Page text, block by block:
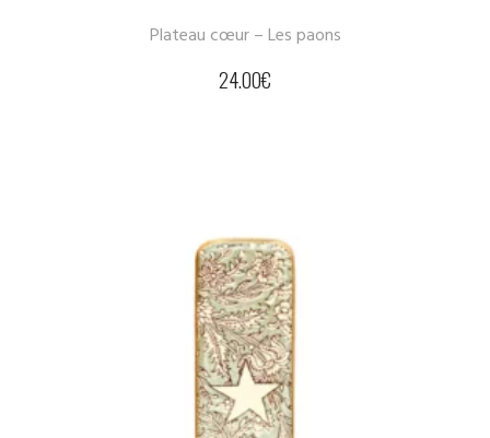
Plateau cœur – Les paons
24.00€